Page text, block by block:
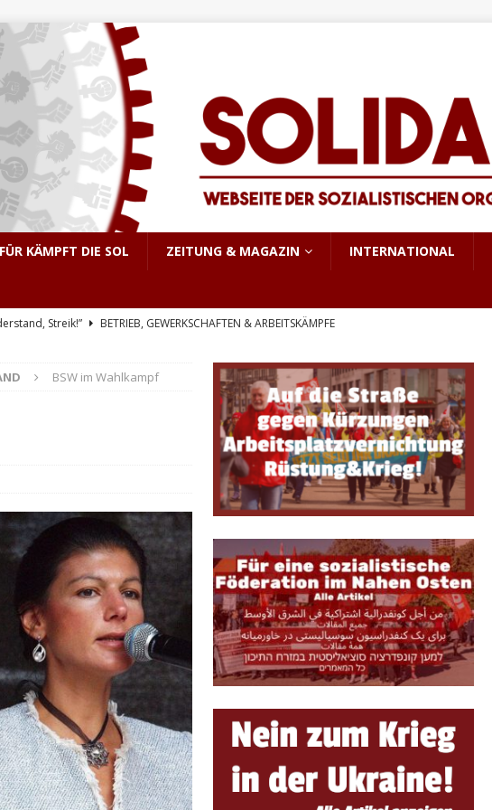
KÄMPFT DIE SOL ZEITUNG & MAGAZIN INTERNATIONAL
Streik!”
BETRIEB, GEWERKSCHAFTEN & ARBEITSKÄMPFE
Aufstand im pakistanisch verwalteten Kaschmir
INTERNATIONALES
sondern Notwendigkeit
THEORIE & GESCHICHTE
– ein lebendiges Forum für marxistische Diskussionen und Debatten
BSW im Wahlkampf